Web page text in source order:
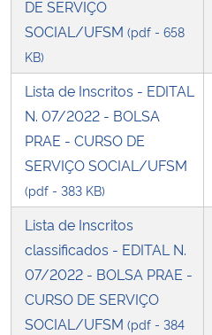
Secretaria-Geral
Secretaria de Governo
Gabinete de Segurança Institucional
Banco Central do Brasil
Planalto
DE SERVIÇO
SOCIAL/UFSM (pdf - 658
KB)
Lista de Inscritos - EDITAL
N. 07/2022 - BOLSA
PRAE - CURSO DE
SERVIÇO SOCIAL/UFSM
(pdf - 383 KB)
Lista de Inscritos
classificados - EDITAL N.
07/2022 - BOLSA PRAE -
CURSO DE SERVIÇO
SOCIAL/UFSM (pdf - 384